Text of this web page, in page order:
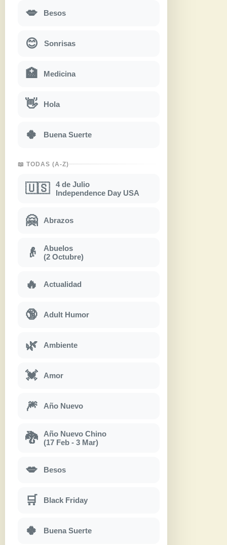
💋 Besos
😊 Sonrisas
🏥 Medicina
👋 Hola
🍀 Buena Suerte
📖 TODAS (A-Z)
🇺🇸
4 de Julio
Independence Day USA
🤗 Abrazos
👴
Abuelos
(2 Octubre)
🔥 Actualidad
🔞 Adult Humor
🌿 Ambiente
💓 Amor
🎆 Año Nuevo
🐉
Año Nuevo Chino
(17 Feb - 3 Mar)
💋 Besos
🛒 Black Friday
🍀 Buena Suerte